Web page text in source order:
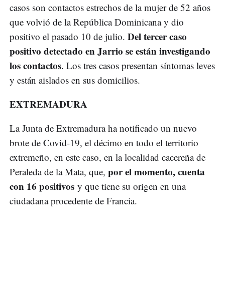
casos son contactos estrechos de la mujer de 52 años
que volvió de la República Dominicana y dio
positivo el pasado 10 de julio. Del tercer caso
positivo detectado en Jarrio se están investigando
los contactos. Los tres casos presentan síntomas leves
y están aislados en sus domicilios.
EXTREMADURA
La Junta de Extremadura ha notificado un nuevo
brote de Covid-19, el décimo en todo el territorio
extremeño, en este caso, en la localidad cacereña de
Peraleda de la Mata, que, por el momento, cuenta
con 16 positivos y que tiene su origen en una
ciudadana procedente de Francia.